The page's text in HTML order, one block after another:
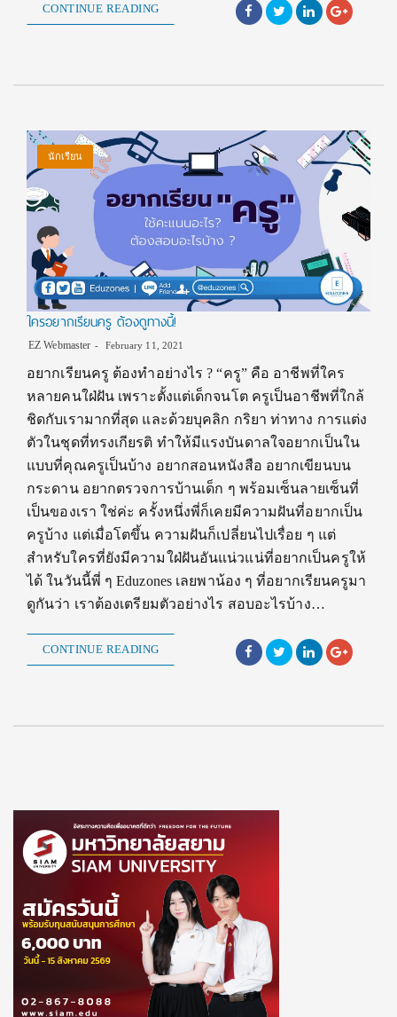
CONTINUE READING
นักเรียน
ใครอยากเรียนครู ต้องดูทางนี้!
EZ Webmaster February 11, 2021
อยากเรียนครู ต้องทำอย่างไร ? “ครู” คือ อาชีพที่ใคร
หลายคนใฝ่ฝัน เพราะตั้งแต่เด็กจนโต ครูเป็นอาชีพที่ใกล้
ชิดกับเรามากที่สุด และด้วยบุคลิก กริยา ท่าทาง การแต่ง
ตัวในชุดที่ทรงเกียรติ ทำให้มีแรงบันดาลใจอยากเป็นใน
แบบที่คุณครูเป็นบ้าง อยากสอนหนังสือ อยากเขียนบน
กระดาน อยากตรวจการบ้านเด็ก ๆ พร้อมเซ็นลายเซ็นที่
เป็นของเรา ใช่ค่ะ ครั้งหนึ่งพี่ก็เคยมีความฝันที่อยากเป็น
ครูบ้าง แต่เมื่อโตขึ้น ความฝันก็เปลี่ยนไปเรื่อย ๆ แต่
สำหรับใครที่ยังมีความใฝ่ฝันอันแน่วแน่ที่อยากเป็นครูให้
ได้ ในวันนี้พี่ ๆ Eduzones เลยพาน้อง ๆ ที่อยากเรียนครูมา
ดูกันว่า เราต้องเตรียมตัวอย่างไร สอบอะไรบ้าง…
CONTINUE READING